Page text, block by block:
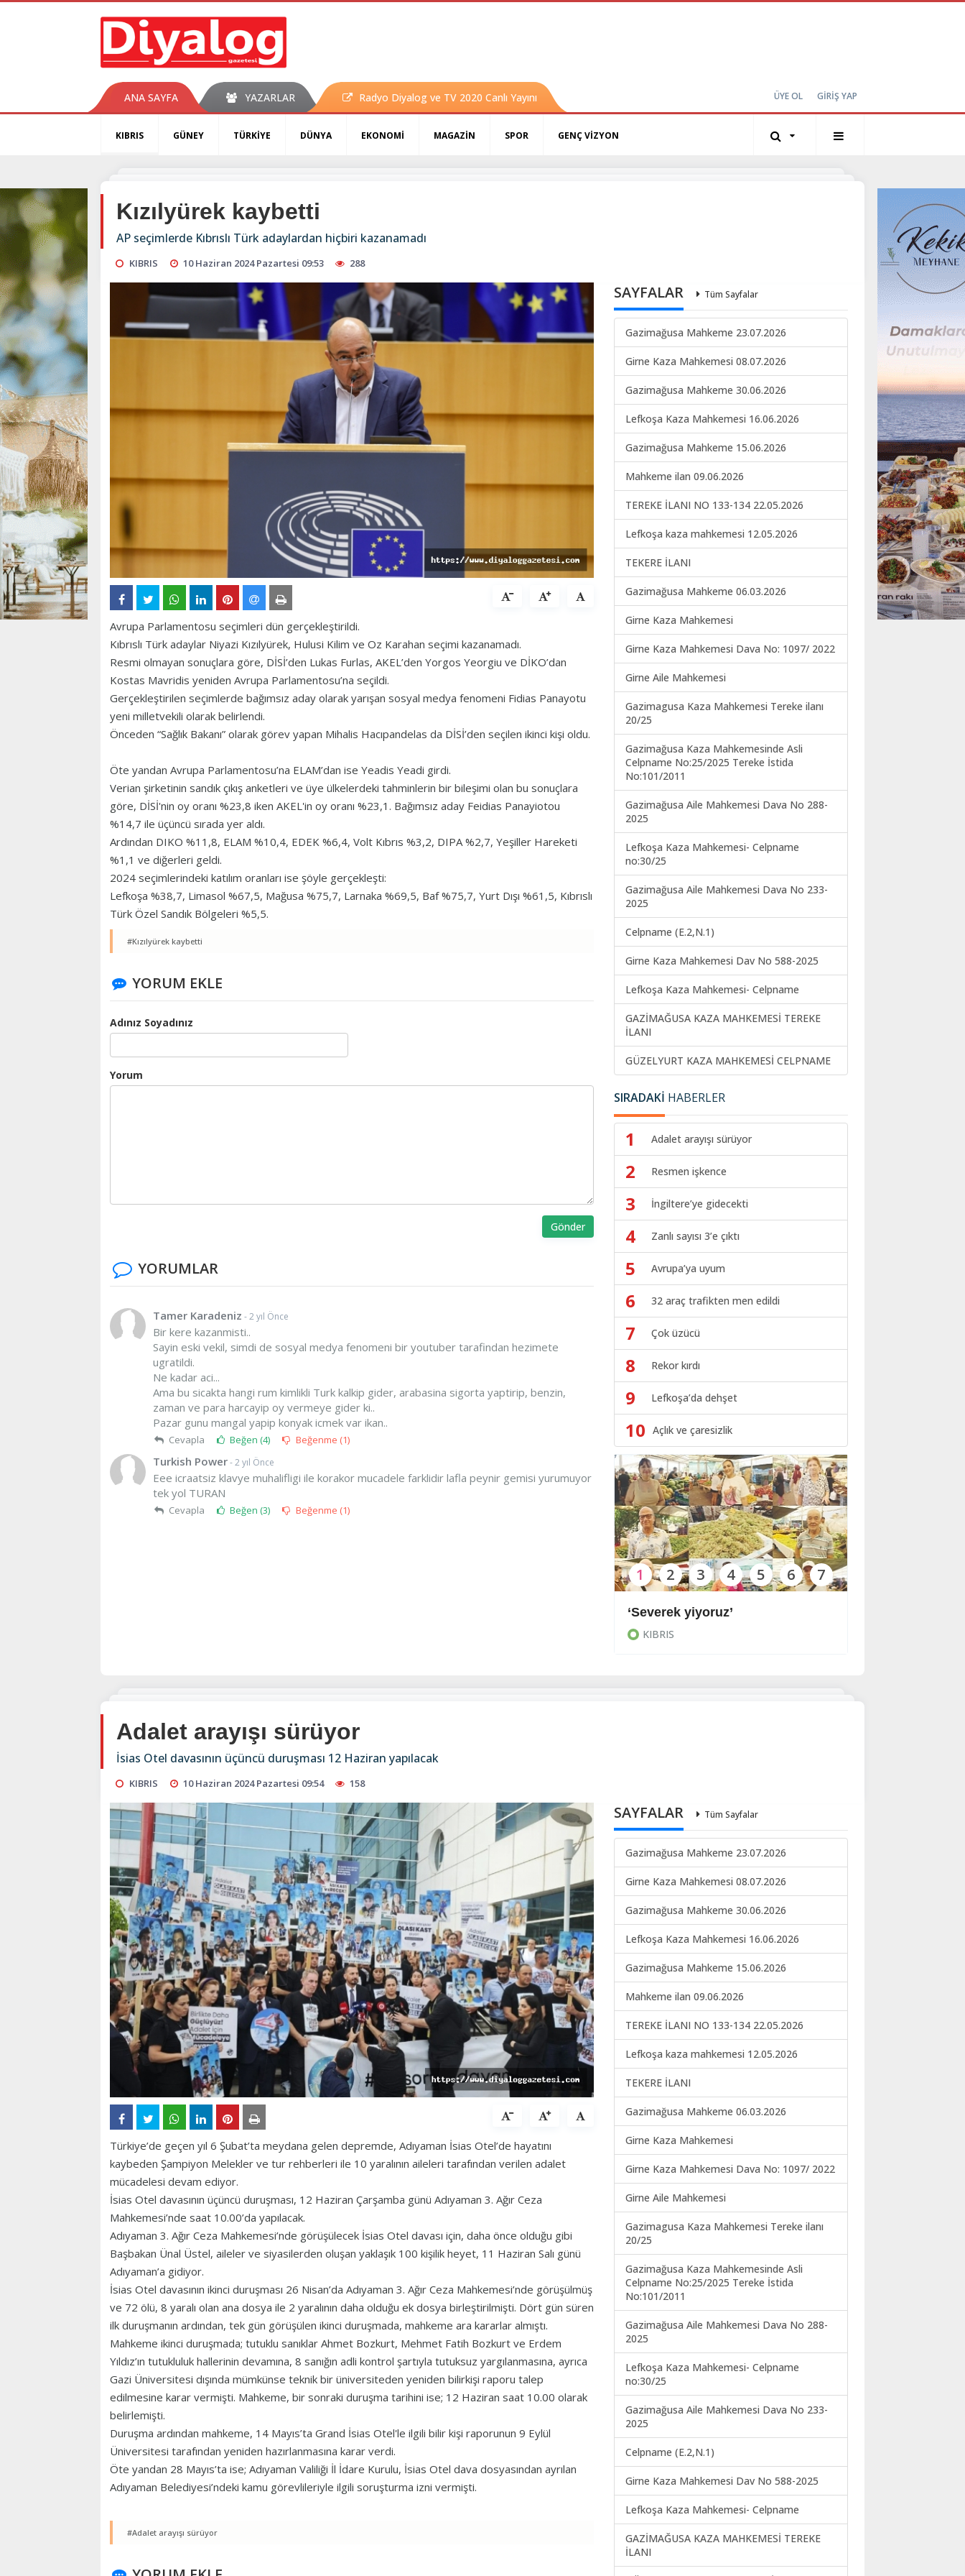
ANA SAYFA YAZARLAR Radyo Diyalog ve TV 2020 Canlı Yayını ÜYE OL GİRİŞ YAP
KIBRIS GÜNEY TÜRKİYE DÜNYA EKONOMİ MAGAZİN SPOR GENÇ VİZYON
Kızılyürek kaybetti
AP seçimlerde Kıbrıslı Türk adaylardan hiçbiri kazanamadı
KIBRIS 10 Haziran 2024 Pazartesi 09:53 288
Avrupa Parlamentosu seçimleri dün gerçekleştirildi.
Kıbrıslı Türk adaylar Niyazi Kızılyürek, Hulusi Kilim ve Oz Karahan seçimi kazanamadı.
Resmi olmayan sonuçlara göre, DİSİ’den Lukas Furlas, AKEL’den Yorgos Yeorgiu ve DİKO’dan
Kostas Mavridis yeniden Avrupa Parlamentosu’na seçildi.
Gerçekleştirilen seçimlerde bağımsız aday olarak yarışan sosyal medya fenomeni Fidias Panayotu
yeni milletvekili olarak belirlendi.
Önceden “Sağlık Bakanı” olarak görev yapan Mihalis Hacıpandelas da DİSİ’den seçilen ikinci kişi oldu.
Öte yandan Avrupa Parlamentosu’na ELAM’dan ise Yeadis Yeadi girdi.
Verian şirketinin sandık çıkış anketleri ve üye ülkelerdeki tahminlerin bir bileşimi olan bu sonuçlara
göre, DİSİ'nin oy oranı %23,8 iken AKEL'in oy oranı %23,1. Bağımsız aday Feidias Panayiotou
%14,7 ile üçüncü sırada yer aldı.
Ardından DIKO %11,8, ELAM %10,4, EDEK %6,4, Volt Kıbrıs %3,2, DIPA %2,7, Yeşiller Hareketi
%1,1 ve diğerleri geldi.
2024 seçimlerindeki katılım oranları ise şöyle gerçekleşti:
Lefkoşa %38,7, Limasol %67,5, Mağusa %75,7, Larnaka %69,5, Baf %75,7, Yurt Dışı %61,5, Kıbrıslı
Türk Özel Sandık Bölgeleri %5,5.
#Kızılyürek kaybetti
YORUM EKLE
Adınız Soyadınız
Yorum
Gönder
YORUMLAR
Tamer Karadeniz - 2 yıl Önce
Bir kere kazanmisti..
Sayin eski vekil, simdi de sosyal medya fenomeni bir youtuber tarafindan hezimete
ugratildi.
Ne kadar aci...
Ama bu sicakta hangi rum kimlikli Turk kalkip gider, arabasina sigorta yaptirip, benzin,
zaman ve para harcayip oy vermeye gider ki..
Pazar gunu mangal yapip konyak icmek var ikan..
Cevapla Beğen (4) Beğenme (1)
Turkish Power- 2 yıl Önce
Eee icraatsiz klavye muhalifligi ile korakor mucadele farklidir lafla peynir gemisi yurumuyor
tek yol TURAN
Cevapla Beğen (3) Beğenme (1)
SAYFALAR Tüm Sayfalar
Gazimağusa Mahkeme 23.07.2026
Girne Kaza Mahkemesi 08.07.2026
Gazimağusa Mahkeme 30.06.2026
Lefkoşa Kaza Mahkemesi 16.06.2026
Gazimağusa Mahkeme 15.06.2026
Mahkeme ilan 09.06.2026
TEREKE İLANI NO 133-134 22.05.2026
Lefkoşa kaza mahkemesi 12.05.2026
TEKERE İLANI
Gazimağusa Mahkeme 06.03.2026
Girne Kaza Mahkemesi
Girne Kaza Mahkemesi Dava No: 1097/ 2022
Girne Aile Mahkemesi
Gazimagusa Kaza Mahkemesi Tereke ilanı
20/25
Gazimağusa Kaza Mahkemesinde Asli
Celpname No:25/2025 Tereke İstida
No:101/2011
Gazimağusa Aile Mahkemesi Dava No 288-
2025
Lefkoşa Kaza Mahkemesi- Celpname
no:30/25
Gazimağusa Aile Mahkemesi Dava No 233-
2025
Celpname (E.2,N.1)
Girne Kaza Mahkemesi Dav No 588-2025
Lefkoşa Kaza Mahkemesi- Celpname
GAZİMAĞUSA KAZA MAHKEMESİ TEREKE
İLANI
GÜZELYURT KAZA MAHKEMESİ CELPNAME
SIRADAKİ HABERLER
1 Adalet arayışı sürüyor
2 Resmen işkence
3 İngiltere’ye gidecekti
4 Zanlı sayısı 3’e çıktı
5 Avrupa’ya uyum
6 32 araç trafikten men edildi
7 Çok üzücü
8 Rekor kırdı
9 Lefkoşa’da dehşet
10 Açlık ve çaresizlik
‘Severek yiyoruz’
KIBRIS
1 2 3 4 5 6 7
Adalet arayışı sürüyor
İsias Otel davasının üçüncü duruşması 12 Haziran yapılacak
KIBRIS 10 Haziran 2024 Pazartesi 09:54 158
Türkiye’de geçen yıl 6 Şubat’ta meydana gelen depremde, Adıyaman İsias Otel’de hayatını
kaybeden Şampiyon Melekler ve tur rehberleri ile 10 yaralının aileleri tarafından verilen adalet
mücadelesi devam ediyor.
İsias Otel davasının üçüncü duruşması, 12 Haziran Çarşamba günü Adıyaman 3. Ağır Ceza
Mahkemesi’nde saat 10.00’da yapılacak.
Adıyaman 3. Ağır Ceza Mahkemesi’nde görüşülecek İsias Otel davası için, daha önce olduğu gibi
Başbakan Ünal Üstel, aileler ve siyasilerden oluşan yaklaşık 100 kişilik heyet, 11 Haziran Salı günü
Adıyaman’a gidiyor.
İsias Otel davasının ikinci duruşması 26 Nisan’da Adıyaman 3. Ağır Ceza Mahkemesi’nde görüşülmüş
ve 72 ölü, 8 yaralı olan ana dosya ile 2 yaralının daha olduğu ek dosya birleştirilmişti. Dört gün süren
ilk duruşmanın ardından, tek gün görüşülen ikinci duruşmada, mahkeme ara kararlar almıştı.
Mahkeme ikinci duruşmada; tutuklu sanıklar Ahmet Bozkurt, Mehmet Fatih Bozkurt ve Erdem
Yıldız’ın tutukluluk hallerinin devamına, 8 sanığın adli kontrol şartıyla tutuksuz yargılanmasına, ayrıca
Gazi Üniversitesi dışında mümkünse teknik bir üniversiteden yeniden bilirkişi raporu talep
edilmesine karar vermişti. Mahkeme, bir sonraki duruşma tarihini ise; 12 Haziran saat 10.00 olarak
belirlemişti.
Duruşma ardından mahkeme, 14 Mayıs’ta Grand İsias Otel'le ilgili bilir kişi raporunun 9 Eylül
Üniversitesi tarafından yeniden hazırlanmasına karar verdi.
Öte yandan 28 Mayıs’ta ise; Adıyaman Valiliği İl İdare Kurulu, İsias Otel dava dosyasından ayrılan
Adıyaman Belediyesi’ndeki kamu görevlileriyle ilgili soruşturma izni vermişti.
#Adalet arayışı sürüyor
SAYFALAR Tüm Sayfalar
Gazimağusa Mahkeme 23.07.2026
Girne Kaza Mahkemesi 08.07.2026
Gazimağusa Mahkeme 30.06.2026
Lefkoşa Kaza Mahkemesi 16.06.2026
Gazimağusa Mahkeme 15.06.2026
Mahkeme ilan 09.06.2026
TEREKE İLANI NO 133-134 22.05.2026
Lefkoşa kaza mahkemesi 12.05.2026
TEKERE İLANI
Gazimağusa Mahkeme 06.03.2026
Girne Kaza Mahkemesi
Girne Kaza Mahkemesi Dava No: 1097/ 2022
Girne Aile Mahkemesi
Gazimagusa Kaza Mahkemesi Tereke ilanı
20/25
Gazimağusa Kaza Mahkemesinde Asli
Celpname No:25/2025 Tereke İstida
No:101/2011
Gazimağusa Aile Mahkemesi Dava No 288-
2025
Lefkoşa Kaza Mahkemesi- Celpname
no:30/25
Gazimağusa Aile Mahkemesi Dava No 233-
2025
Celpname (E.2,N.1)
Girne Kaza Mahkemesi Dav No 588-2025
Lefkoşa Kaza Mahkemesi- Celpname
GAZİMAĞUSA KAZA MAHKEMESİ TEREKE
İLANI